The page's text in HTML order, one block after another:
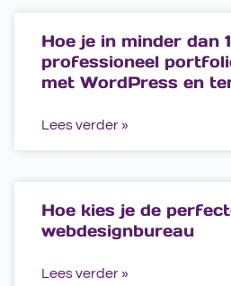
Hoe je in minder dan
professioneel
met WordPress en
Lees verder »
Hoe kies je de
webdesignbureau
Lees verder »